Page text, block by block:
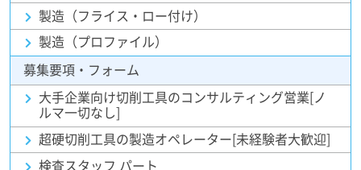
製造（フライス・ロー付け）
製造（プロファイル）
募集要項・フォーム
大手企業向け切削工具のコンサルティング営業[ノ
ルマ一切なし]
超硬切削工具の製造オペレーター[未経験者大歓迎]
検査スタッフ パート